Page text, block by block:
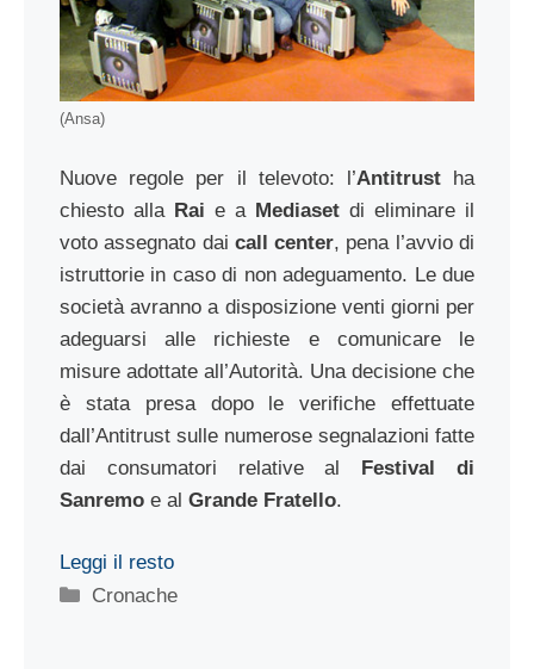
(Ansa)
Nuove regole per il televoto: l’Antitrust ha
chiesto alla Rai e a Mediaset di eliminare il
voto assegnato dai call center, pena l’avvio di
istruttorie in caso di non adeguamento. Le due
società avranno a disposizione venti giorni per
adeguarsi alle richieste e comunicare le
misure adottate all’Autorità. Una decisione che
è stata presa dopo le verifiche effettuate
dall’Antitrust sulle numerose segnalazioni fatte
dai consumatori relative al Festival di
Sanremo e al Grande Fratello.
Leggi il resto
Categorie
Cronache